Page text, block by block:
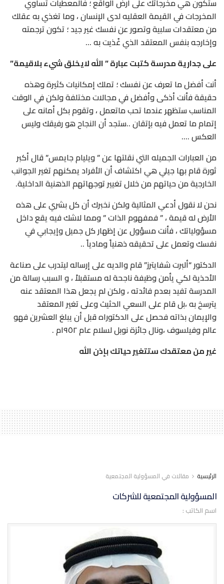
المخرجات في القيمة العقليه لدى الإنسان ، وما تغذي به عقلك
من معتقدات سلبية وتصور عن نفسك غير جيد ؛ تكون ترجمته
وإخارجه بنفس المعتقد الذي غُذيت به …
على جدارية مدرسة كتبت عبارة ” الله لايخلق شيء بلاقيمة”
أنت أفضل ما تعرف عن نفسك ؛ تملك إمكانيات كثيرة وهذه
حقيقة فأنت أذكى وأفضل في مجالات مختلفة ولكن في الوقت
المناسب ستظهر عندما تحب ماتعمل ، وتقوم بكل أمانه على
إتمام ما تعمل فيه بإتقان ..ستجد أن النجاح هو رفيقك وليس
العكس ….
من العبارات الجميله التي نقلتها عن ” ويليام جايمس” قال أكبر
ثورة قام بها جيلي هي اكتشاف أن الأفراد يمكنهم تغير الجوانب
الخارجية من حياتهم من خلال تغيير توجهاتهم الذهنية الداخلية.
نحن لا نقول أدعي المثالية ولكن نخبرك أن كل بشري على هذه
الأرض له قيمة ، ” فمفهوم الذات ” ومما لاشك فيه يقع داخل
مسؤولياتك ، فأنت مسؤول عن إظهار كل جميل وإيجابي في
نفسك وتعمل على تحقيقه ذهنياً ومادياً ..
الدكتور “ألبرت شفايترز” قام والديه على إرساله ليتدرب على صناعة
الأحذية لكي يأمن وظيفة ناجحة له مستقبلاً ، و السبب رسالة من
المدرسة تفيد بعدم فائدته ، ولكن لم يجعل هذا المعتقد عنه
يترسخ به ،بل قام على السعي الحثيث وعلى تغير المعتقد
والإيمان بذاته فحصل على الدكتوراه قبل أن يبلغ العشرين فهو
عالم وفيلسوف ،ونال جائزة نوبل لسلام عام ١٩٥٢م .
غير من معتقدك ستتغير حياتك بإذن الله
الرئيسية مقالات في المسؤولية المجتمعية
المسؤولية المجتمعية للشركات
اسم الكاتب :